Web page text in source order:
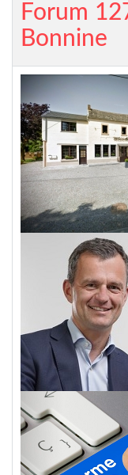
Forum
Bonnine